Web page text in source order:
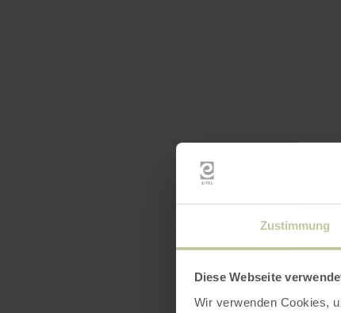
Zustimmung
Diese Webseite
Wir verwenden Cookies,